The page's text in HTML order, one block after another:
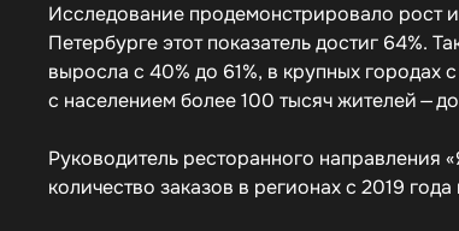
Исследование продемонстрировало рост
Петербурге этот показатель достиг 64%.
выросла с 40% до 61%, в крупных городах
с населением более 100 тысяч жителей —
Руководитель ресторанного
количество заказов в регионах с 2019